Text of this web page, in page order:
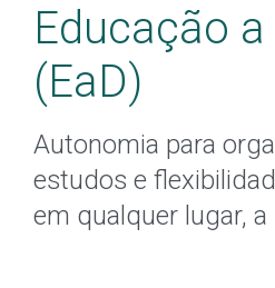
Qualificação Profissional
Pós-graduação
Educação a Distância
Educação de Jovens e
Educação
(EaD)
Autonomia para
estudos e
em qualquer lugar,